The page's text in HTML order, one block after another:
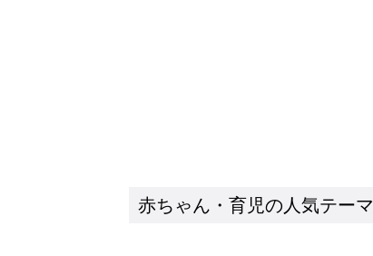
赤ちゃん・育児の人気テーマ